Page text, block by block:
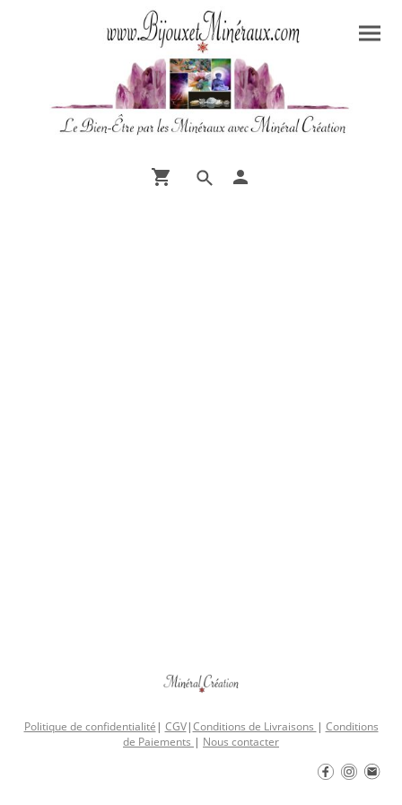
Politique de confidentialité | CGV|Conditions de Livraisons | Conditions
de Paiements | Nous contacter